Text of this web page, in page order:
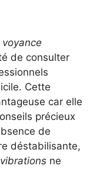
voyance
de consulter
Cette
car elle
précieux
de
déstabilisante,
vibrations ne